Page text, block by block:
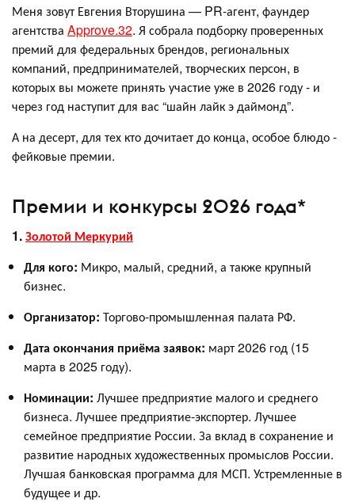
Меня зовут Евгения Вторушина — PR-агент, фаундер
агентства Approve.32. Я собрала подборку проверенных
премий для федеральных брендов, региональных
компаний, предпринимателей, творческих персон, в
которых вы можете принять участие уже в 2026 году - и
через год наступит для вас “шайн лайк э даймонд”.
А на десерт, для тех кто дочитает до конца, особое блюдо -
фейковые премии.
Премии и конкурсы 2026 года*
1.Золотой Меркурий
Для кого: Микро, малый, средний, а также крупный
бизнес.
Организатор: Торгово-промышленная палата РФ.
Дата окончания приёма заявок: март 2026 год (15
марта в 2025 году).
Номинации: Лучшее предприятие малого и среднего
бизнеса. Лучшее предприятие-экспортер. Лучшее
семейное предприятие России. За вклад в сохранение и
развитие народных художественных промыслов России.
Лучшая банковская программа для МСП. Устремленные в
будущее и др.